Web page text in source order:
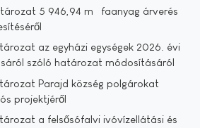
5 946,94 m³ faanyag árverés
az egyházi egységek 2026. évi
szóló határozat módosításáról
Parajd község polgárokat
projektjéről
a felsősófalvi ivóvízellátási és